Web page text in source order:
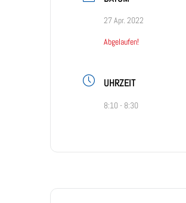
27 Apr. 2022
Abgelaufen!
UHRZEIT
8:10 - 8:30